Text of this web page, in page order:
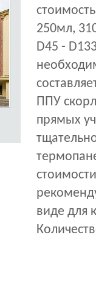
250мл,
D45 -
ППУ
прямых
виде для